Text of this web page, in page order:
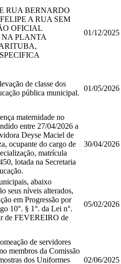
RUA BERNARDO
A RUA SEM
OFICIAL
PLANTA
01/12/2025
de classe dos
pública municipal.
01/05/2026
maternidade no
entre 27/04/2026 a
Deyse Maciel de
ocupante do cargo de
matrícula
lotada na Secretaria
30/04/2026
abaixo
seus níveis alterados,
em Progressão por
10°. § 1°. da Lei n°.
de FEVEREIRO de
05/02/2026
de servidores
membros da Comissão
dos Uniformes
02/06/2025